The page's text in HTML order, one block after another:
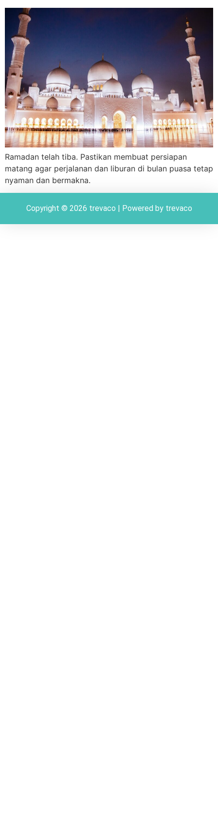
Ramadan telah tiba. Pastikan membuat persiapan
matang agar perjalanan dan liburan di bulan puasa tetap
nyaman dan bermakna.
Copyright © 2026 trevaco | Powered by trevaco